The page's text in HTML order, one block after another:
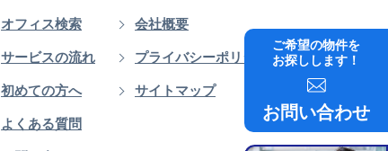
オフィス検索
サービスの流れ
初めての方へ
よくある質問
会社概要
プライバシーポリシー
サイトマップ
ご希望の物件を
お探しします！
お問い合わせ